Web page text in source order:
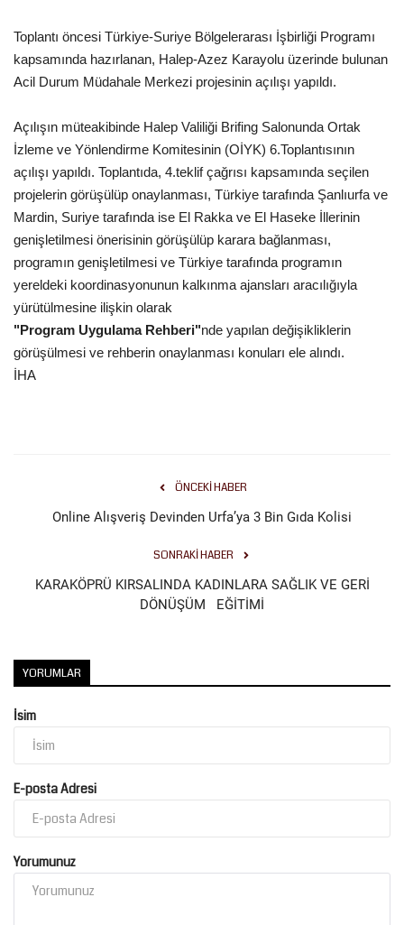
Kültür Sanat
Toplantı öncesi Türkiye-Suriye Bölgelerarası İşbirliği Programı
kapsamında hazırlanan, Halep-Azez Karayolu üzerinde bulunan
Acil Durum Müdahale Merkezi projesinin açılışı yapıldı.
Açılışın müteakibinde Halep Valiliği Brifing Salonunda Ortak
İzleme ve Yönlendirme Komitesinin (OİYK) 6.Toplantısının
açılışı yapıldı. Toplantıda, 4.teklif çağrısı kapsamında seçilen
projelerin görüşülüp onaylanması, Türkiye tarafında Şanlıurfa ve
Mardin, Suriye tarafında ise El Rakka ve El Haseke İllerinin
genişletilmesi önerisinin görüşülüp karara bağlanması,
programın genişletilmesi ve Türkiye tarafında programın
yereldeki koordinasyonunun kalkınma ajansları aracılığıyla
yürütülmesine ilişkin olarak
"Program Uygulama Rehberi"nde yapılan değişikliklerin
görüşülmesi ve rehberin onaylanması konuları ele alındı.
İHA
ÖNCEKI HABER
Online Alışveriş Devinden Urfa’ya 3 Bin Gıda Kolisi
SONRAKI HABER
KARAKÖPRÜ KIRSALINDA KADINLARA SAĞLIK VE GERİ
DÖNÜŞÜM EĞİTİMİ
YORUMLAR
İsim
E-posta Adresi
Yorumunuz